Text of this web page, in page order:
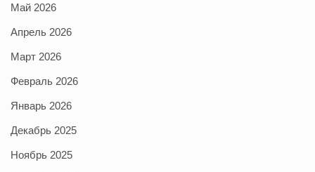
Май 2026
Апрель 2026
Март 2026
Февраль 2026
Январь 2026
Декабрь 2025
Ноябрь 2025